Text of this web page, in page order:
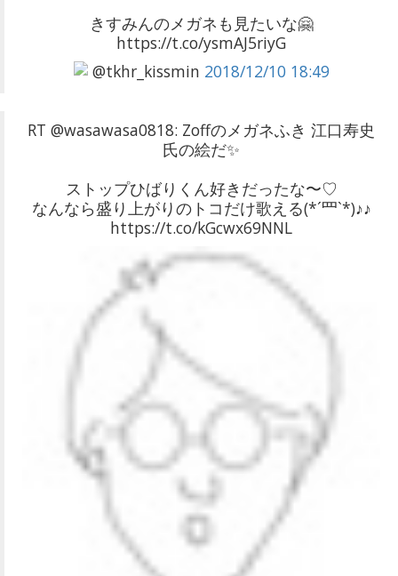
きすみんのメガネも見たいな🤗
https://t.co/ysmAJ5riyG
@tkhr_kissmin 2018/12/10 18:49
RT @wasawasa0818: Zoffのメガネふき 江口寿史
氏の絵だ✨
ストップひばりくん好きだったな〜♡
なんなら盛り上がりのトコだけ歌える(*´罒`*)♪♪
https://t.co/kGcwx69NNL